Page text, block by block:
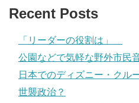
Recent Posts
「リーダーの役割は」
公園などで気軽な野外市民
日本でのディズニー・クル
世襲政治？